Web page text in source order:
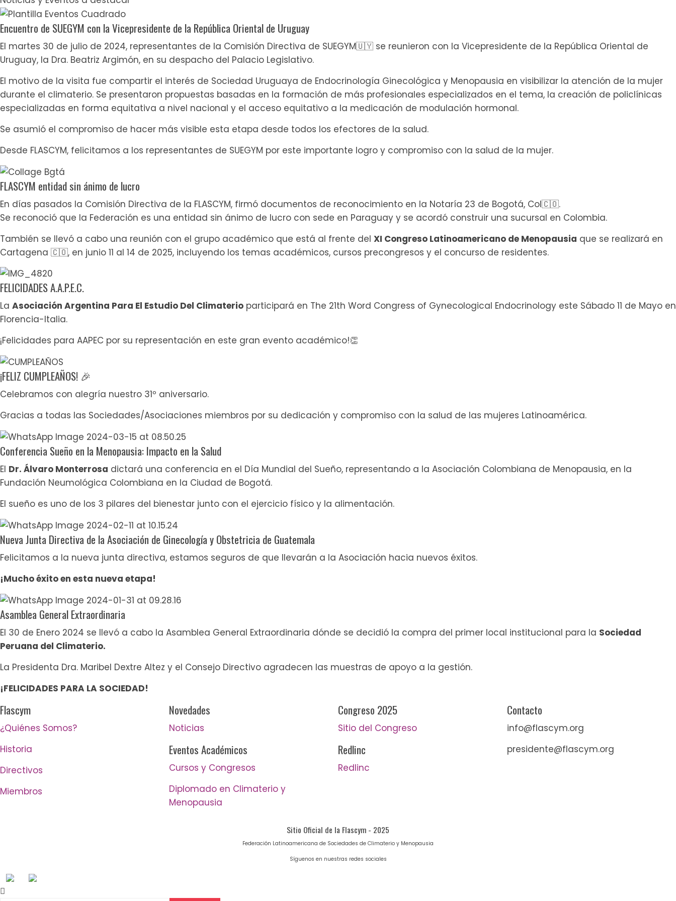
Encuentro de SUEGYM con la Vicepresidente de la República Oriental de Uruguay
El martes 30 de julio de 2024, representantes de la Comisión Directiva de SUEGYM🇺🇾 se reunieron con la Vicepresidente de la República Oriental de
Uruguay, la Dra. Beatriz Argimón, en su despacho del Palacio Legislativo.
El motivo de la visita fue compartir el interés de Sociedad Uruguaya de Endocrinología Ginecológica y Menopausia en visibilizar la atención de la mujer
durante el climaterio. Se presentaron propuestas basadas en la formación de más profesionales especializados en el tema, la creación de policlínicas
especializadas en forma equitativa a nivel nacional y el acceso equitativo a la medicación de modulación hormonal.
Se asumió el compromiso de hacer más visible esta etapa desde todos los efectores de la salud.
Desde FLASCYM, felicitamos a los representantes de SUEGYM por este importante logro y compromiso con la salud de la mujer.
FLASCYM entidad sin ánimo de lucro
En días pasados la Comisión Directiva de la FLASCYM, firmó documentos de reconocimiento en la Notaría 23 de Bogotá, Col🇨🇴.
Se reconoció que la Federación es una entidad sin ánimo de lucro con sede en Paraguay y se acordó construir una sucursal en Colombia.
También se llevó a cabo una reunión con el grupo académico que está al frente del XI Congreso Latinoamericano de Menopausia que se realizará en
Cartagena 🇨🇴, en junio 11 al 14 de 2025, incluyendo los temas académicos, cursos precongresos y el concurso de residentes.
FELICIDADES A.A.P.E.C.
La Asociación Argentina Para El Estudio Del Climaterio participará en The 21th Word Congress of Gynecological Endocrinology este Sábado 11 de Mayo en
Florencia-Italia.
¡Felicidades para AAPEC por su representación en este gran evento académico!👏
¡FELIZ CUMPLEAÑOS! 🎉
Celebramos con alegría nuestro 31º aniversario.
Gracias a todas las Sociedades/Asociaciones miembros por su dedicación y compromiso con la salud de las mujeres Latinoamérica.
Conferencia Sueño en la Menopausia: Impacto en la Salud
El Dr. Álvaro Monterrosa dictará una conferencia en el Día Mundial del Sueño, representando a la Asociación Colombiana de Menopausia, en la
Fundación Neumológica Colombiana en la Ciudad de Bogotá.
El sueño es uno de los 3 pilares del bienestar junto con el ejercicio físico y la alimentación.
Nueva Junta Directiva de la Asociación de Ginecología y Obstetricia de Guatemala
Felicitamos a la nueva junta directiva, estamos seguros de que llevarán a la Asociación hacia nuevos éxitos.
¡Mucho éxito en esta nueva etapa!
Asamblea General Extraordinaria
El 30 de Enero 2024 se llevó a cabo la Asamblea General Extraordinaria dónde se decidió la compra del primer local institucional para la Sociedad
Peruana del Climaterio.
La Presidenta Dra. Maribel Dextre Altez y el Consejo Directivo agradecen las muestras de apoyo a la gestión.
¡FELICIDADES PARA LA SOCIEDAD!
Flascym
¿Quiénes Somos?
Historia
Directivos
Miembros
Novedades
Noticias
Eventos Académicos
Cursos y Congresos
Diplomado en Climaterio y
Menopausia
Congreso 2025
Sitio del Congreso
Redlinc
Redlinc
Contacto
info@flascym.org
presidente@flascym.org
Sitio Oficial de la Flascym - 2025
Federación Latinoamericana de Sociedades de Climaterio y Menopausia
Síguenos en nuestras redes sociales